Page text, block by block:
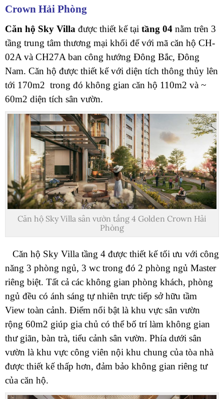
Crown Hải Phòng
Căn hộ Sky Villa được thiết kế tại tầng 04 nằm trên 3
tầng trung tâm thương mại khối đế với mã căn hộ CH-
02A và CH27A ban công hướng Đông Bắc, Đông
Nam. Căn hộ được thiết kế với diện tích thông thủy lên
tới 170m2 trong đó không gian căn hộ 110m2 và ~
60m2 diện tích sân vườn.
Căn hộ Sky Villa sân vườn tầng 4 Golden Crown Hải
Phòng
Căn hộ Sky Villa tầng 4 được thiết kế tối ưu với công
năng 3 phòng ngủ, 3 wc trong đó 2 phòng ngủ Master
riêng biệt. Tất cả các không gian phòng khách, phòng
ngủ đều có ánh sáng tự nhiên trực tiếp sở hữu tầm
View toàn cảnh. Điểm nổi bật là khu vực sân vườn
rộng 60m2 giúp gia chủ có thể bố trí làm không gian
thư giãn, bàn trà, tiểu cảnh sân vườn. Phía dưới sân
vườn là khu vực công viên nội khu chung của tòa nhà
được thiết kế thấp hơn, đảm bảo không gian riêng tư
của căn hộ.